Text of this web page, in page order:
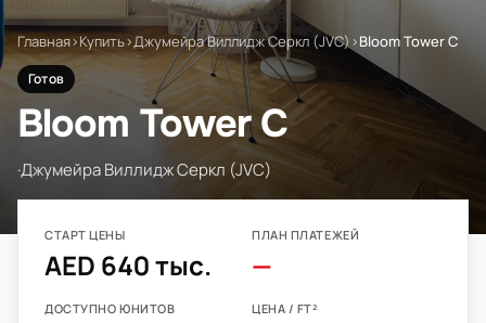
Главная›Купить›Джумейра Виллидж Серкл (JVC) ›Bloom Tower C
Готов
Bloom Tower C
·Джумейра Виллидж Серкл (JVC)
СТАРТ ЦЕНЫ
AED 640 тыс.
ПЛАН ПЛАТЕЖЕЙ
—
ДОСТУПНО ЮНИТОВ ЦЕНА / FT²